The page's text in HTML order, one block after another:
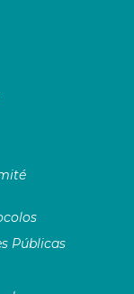
Públicas